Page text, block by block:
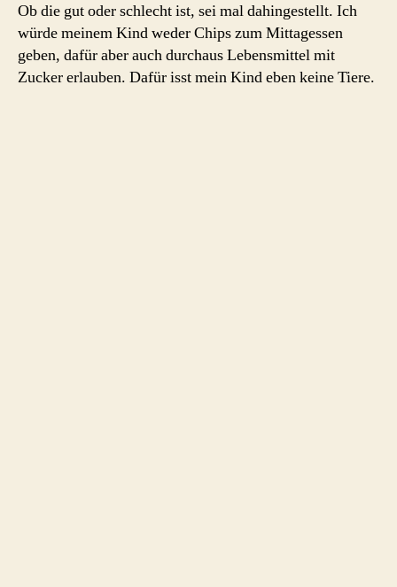
Ob die gut oder schlecht ist, sei mal dahingestellt. Ich
würde meinem Kind weder Chips zum Mittagessen
geben, dafür aber auch durchaus Lebensmittel mit
Zucker erlauben. Dafür isst mein Kind eben keine Tiere.